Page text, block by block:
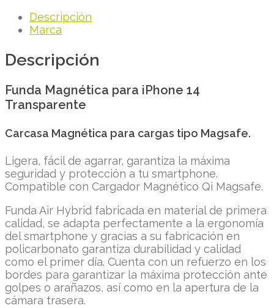
Descripción
Marca
Descripción
Funda Magnética para iPhone 14
Transparente
Carcasa Magnética para cargas tipo Magsafe.
Ligera, fácil de agarrar, garantiza la máxima
seguridad y protección a tu smartphone.
Compatible con Cargador Magnético Qi Magsafe.
Funda Air Hybrid fabricada en material de primera
calidad, se adapta perfectamente a la ergonomía
del smartphone y gracias a su fabricación en
policarbonato garantiza durabilidad y calidad
como el primer día. Cuenta con un refuerzo en los
bordes para garantizar la máxima protección ante
golpes o arañazos, así como en la apertura de la
cámara trasera.